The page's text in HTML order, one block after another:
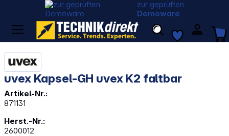
zur geprüften
Demoware
uvex Kapsel-GH uvex K2 faltbar
Artikel-Nr.:
871131
Herst.-Nr.:
2600012